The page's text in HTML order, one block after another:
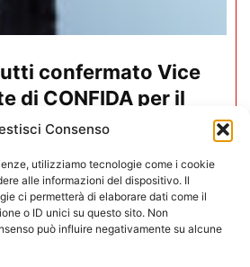
Consenso
utilizziamo tecnologie come i cookie
alle informazioni del dispositivo. Il
ci permetterà di elaborare dati come il
o ID unici su questo sito. Non
può influire negativamente su alcune
confermato Vice
di CONFIDA per il
2026-2030
15/07/2026